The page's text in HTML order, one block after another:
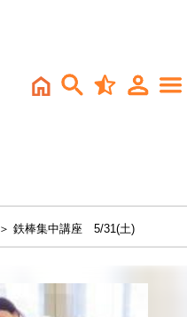
＞ 鉄棒集中講座 5/31(土)